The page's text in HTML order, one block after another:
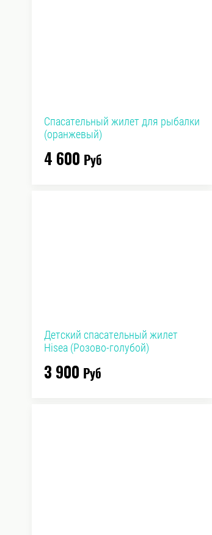
Спасательный жилет для рыбалки
(оранжевый)
4 600 Руб
Детский спасательный жилет
Hisea (Розово-голубой)
3 900 Руб